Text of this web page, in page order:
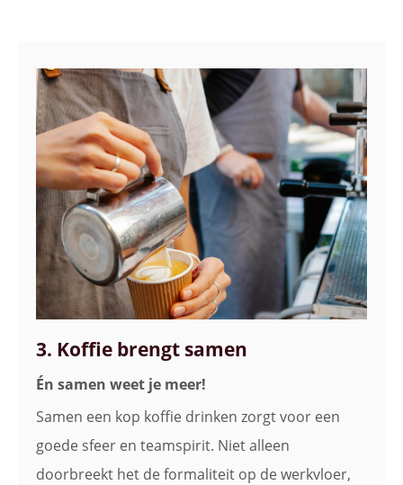
3. Koffie brengt samen
Én samen weet je meer!
Samen een kop koffie drinken zorgt voor een
goede sfeer en teamspirit. Niet alleen
doorbreekt het de formaliteit op de werkvloer,